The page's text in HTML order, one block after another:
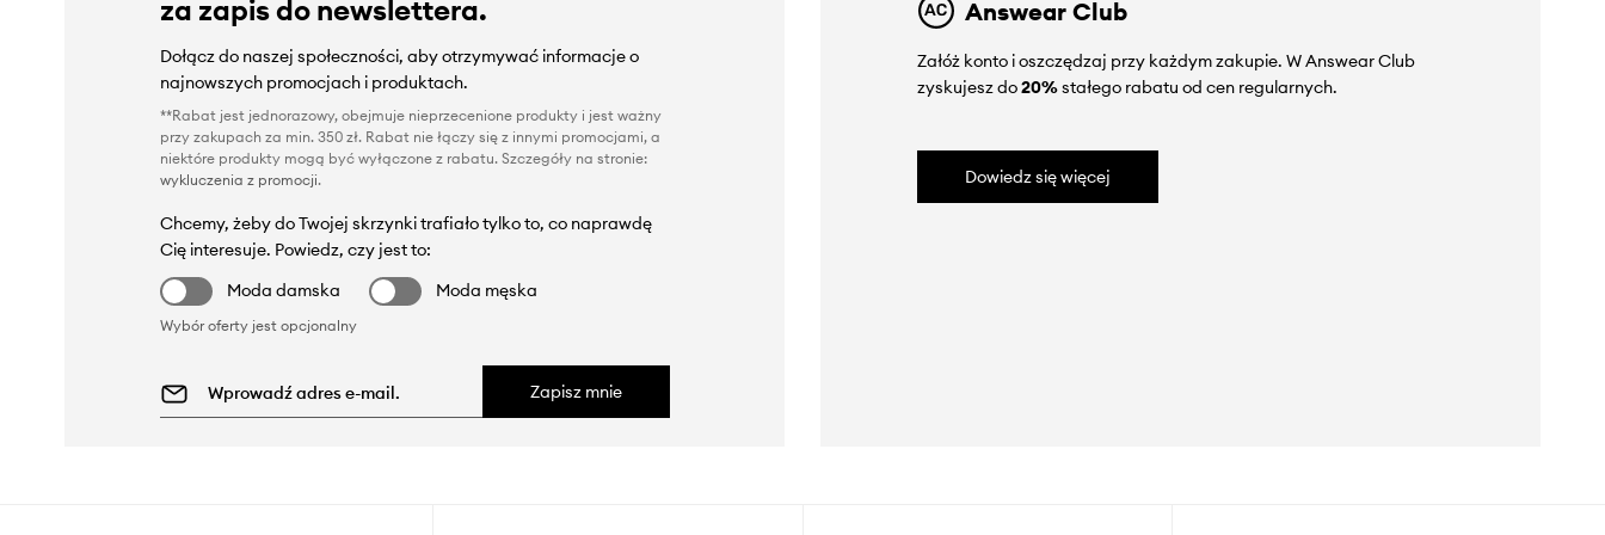
za zapis do newslettera.
Dołącz do naszej społeczności, aby otrzymywać informacje o
najnowszych promocjach i produktach.
**Rabat jest jednorazowy, obejmuje nieprzecenione produkty i jest ważny
przy zakupach za min. 350 zł. Rabat nie łączy się z innymi promocjami, a
niektóre produkty mogą być wyłączone z rabatu. Szczegóły na stronie:
wykluczenia z promocji.
Chcemy, żeby do Twojej skrzynki trafiało tylko to, co naprawdę
Cię interesuje. Powiedz, czy jest to:
Moda damska
Moda męska
Wybór oferty jest opcjonalny
Zapisz mnie
Answear Club
Załóż konto i oszczędzaj przy każdym zakupie. W Answear Club
zyskujesz do20%stałego rabatu od cen regularnych.
Dowiedz się więcej